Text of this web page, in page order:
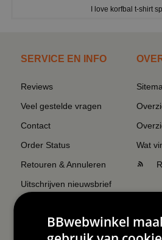
I love korfbal t-shirt
SERVICE EN INFO
Reviews
Veel gestelde vragen
Contact
Order Status
Retouren & Annuleren
Uitschrijven nieuwsbrief
Wat
BBwebwinkel